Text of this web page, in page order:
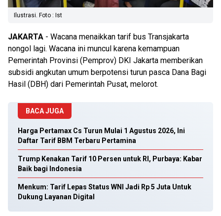
Ilustrasi. Foto : Ist
JAKARTA - Wacana menaikkan tarif bus Transjakarta
nongol lagi. Wacana ini muncul karena kemampuan
Pemerintah Provinsi (Pemprov) DKI Jakarta memberikan
subsidi angkutan umum berpotensi turun pasca Dana Bagi
Hasil (DBH) dari Pemerintah Pusat, melorot.
BACA JUGA
Harga Pertamax Cs Turun Mulai 1 Agustus 2026, Ini
Daftar Tarif BBM Terbaru Pertamina
Trump Kenakan Tarif 10 Persen untuk RI, Purbaya: Kabar
Baik bagi Indonesia
Menkum: Tarif Lepas Status WNI Jadi Rp 5 Juta Untuk
Dukung Layanan Digital